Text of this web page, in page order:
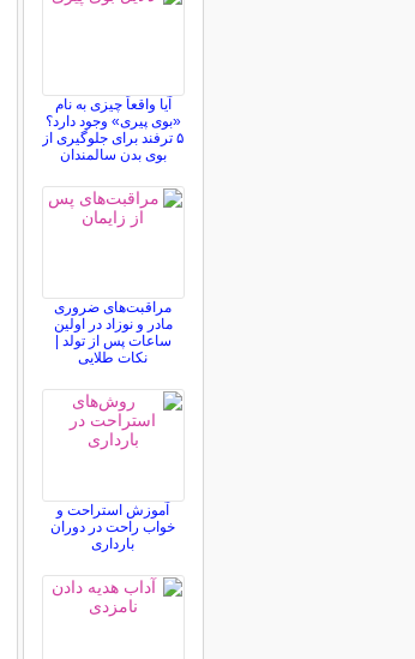
آیا واقعاً چیزی به نام
«بوی پیری» وجود دارد؟
۵ ترفند برای جلوگیری از
بوی بدن سالمندان
مراقبت‌های ضروری
مادر و نوزاد در اولین
ساعات پس از تولد |
نکات طلایی
آموزش استراحت و
خواب راحت در دوران
بارداری